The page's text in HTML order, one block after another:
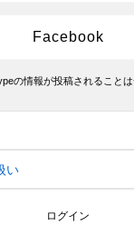
Facebook
の情報が投稿されることは
い
ログイン